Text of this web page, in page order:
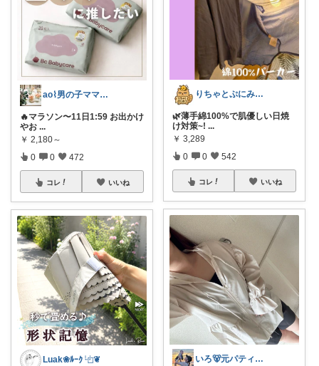
ao⌇男の子ママの暮らし
🔥マラソン〜11日1:59 お出かけ
やお ...
￥ 2,180～
0 0 472
コレ いいね
Luak❀ﾙｰｸ ⿻❦
​りちゃとぷにみつ💎
🌿薄手綿100%で肌優しい日焼
け対策~! ...
￥ 3,289
0 0 542
コレ いいね
いろ🐻元パティシエ🍫